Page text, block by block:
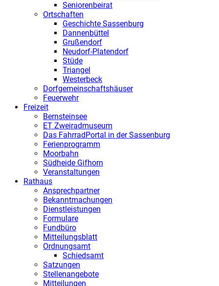
Seniorenbeirat
Ortschaften
Geschichte Sassenburg
Dannenbüttel
Grußendorf
Neudorf-Platendorf
Stüde
Triangel
Westerbeck
Dorfgemeinschaftshäuser
Feuerwehr
Freizeit
Bernsteinsee
ET Zweiradmuseum
Das FahrradPortal in der Sassenburg
Ferienprogramm
Moorbahn
Südheide Gifhorn
Veranstaltungen
Rathaus
Ansprechpartner
Bekanntmachungen
Dienstleistungen
Formulare
Fundbüro
Mitteilungsblatt
Ordnungsamt
Schiedsamt
Satzungen
Stellenangebote
Mitteilungen